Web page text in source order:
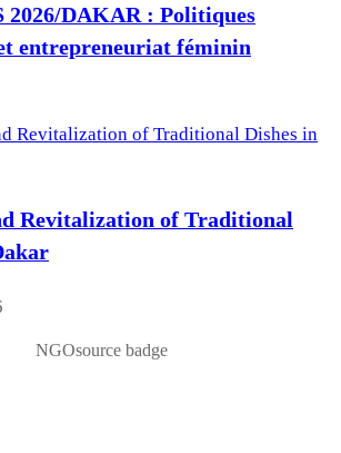
2026/DAKAR : Politiques
entrepreneuriat féminin
Revitalization of Traditional